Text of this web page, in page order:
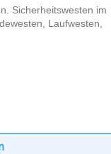
Sicherheitswesten im
Laufwesten,